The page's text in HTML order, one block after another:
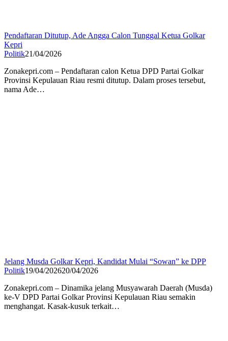
Pendaftaran Ditutup, Ade Angga Calon Tunggal Ketua Golkar
Kepri
Politik21/04/2026
Zonakepri.com – Pendaftaran calon Ketua DPD Partai Golkar
Provinsi Kepulauan Riau resmi ditutup. Dalam proses tersebut,
nama Ade…
Jelang Musda Golkar Kepri, Kandidat Mulai “Sowan” ke DPP
Politik19/04/202620/04/2026
Zonakepri.com – Dinamika jelang Musyawarah Daerah (Musda)
ke-V DPD Partai Golkar Provinsi Kepulauan Riau semakin
menghangat. Kasak-kusuk terkait…